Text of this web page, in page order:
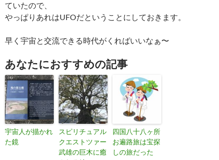
ていたので、
やっぱりあれはUFOだということにしておきます。
早く宇宙と交流できる時代がくればいいなぁ〜
あなたにおすすめの記事
宇宙人が描かれ
た鏡
スピリチュアル
クエストツァー
武雄の巨木に癒
四国八十八ヶ所
お遍路旅は宝探
しの旅だった